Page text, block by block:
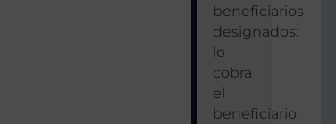
beneficiarios
designados:
lo
cobra
el
beneficiario